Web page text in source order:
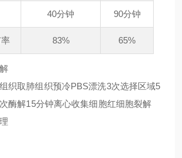
40分钟 90分钟
83% 65%
织取肺组织预冷PBS漂洗3次选择区域5
酶解15分钟离心收集细胞红细胞裂解